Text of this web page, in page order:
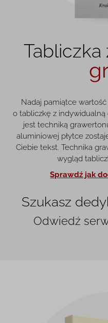
Nadaj pamiątce
o tabliczkę z indywidualną
jest techniką
aluminiowej płytce
Ciebie tekst. Technika
wygląd
Sprawdź jak
Szukasz
Odwiedź